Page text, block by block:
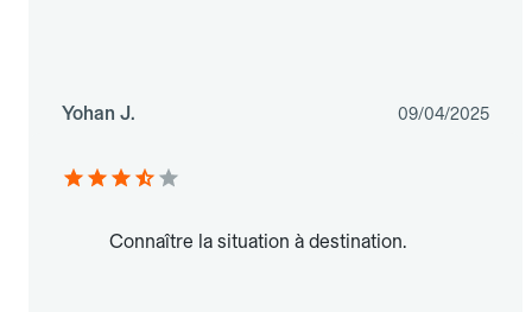
Yohan J. 09/04/2025
Connaître la situation à destination.